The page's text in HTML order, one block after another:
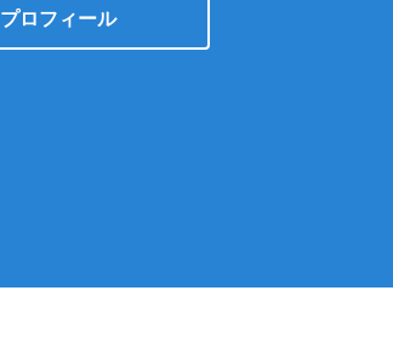
プロフィール